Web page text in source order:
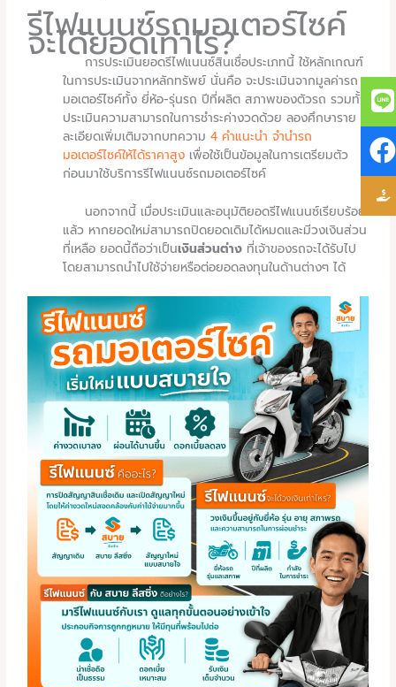
รีไฟแนนซ์รถมอเตอร์ไซค์
จะได้ยอดเท่าไร?
การประเมินยอดรีไฟแนนซ์สินเชื่อประเภทนี้ ใช้หลักเกณฑ์
ในการประเมินจากหลักทรัพย์ นั่นคือ จะประเมินจากมูลค่ารถ
มอเตอร์ไซค์ทั้ง ยี่ห้อ-รุ่นรถ ปีที่ผลิต สภาพของตัวรถ รวมทั้ง
ประเมินความสามารถในการชำระค่างวดด้วย ลองศึกษาราย
ละเอียดเพิ่มเติมจากบทความ4 คำแนะนำ จำนำรถ
มอเตอร์ไซค์ให้ได้ราคาสูง เพื่อใช้เป็นข้อมูลในการเตรียมตัว
ก่อนมาใช้บริการรีไฟแนนซ์รถมอเตอร์ไซค์
นอกจากนี้ เมื่อประเมินและอนุมัติยอดรีไฟแนนซ์เรียบร้อย
แล้ว หากยอดใหม่สามารถปิดยอดเดิมได้หมดและมีวงเงินส่วน
ที่เหลือ ยอดนี้ถือว่าเป็นเงินส่วนต่าง ที่เจ้าของรถจะได้รับไป
โดยสามารถนำไปใช้จ่ายหรือต่อยอดลงทุนในด้านต่างๆ ได้